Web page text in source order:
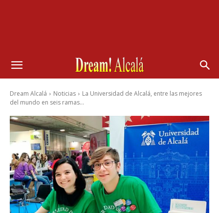
Dream Alcalá Noticias
La Universidad de Alcalá, entre las mejores
del mundo en seis ramas...